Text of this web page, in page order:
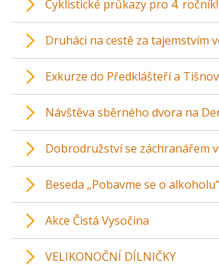
Cyklistické průkazy pro 4. ročník!
Druháci na cestě za tajemstvím
Exkurze do Předklášteří a
Návštěva sběrného dvora na
Dobrodružství se záchranářem
Beseda „Pobavme se o alkoholu“
Akce Čistá Vysočina
VELIKONOČNÍ DÍLNIČKY